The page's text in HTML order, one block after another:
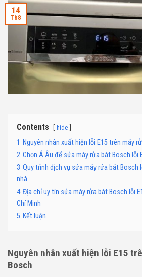
14
Th8
Contents hide
1 Nguyên nhân xuất hiện lỗi E15 trên máy
2 Chọn Á Âu để sửa máy rửa bát Bosch lỗi
3 Quy trình dịch vụ sửa máy rửa bát Bosch
nhà
4 Địa chỉ uy tín sửa máy rửa bát Bosch lỗi
Chí Minh
5 Kết luận
Nguyên nhân xuất hiện lỗi E15
Bosch